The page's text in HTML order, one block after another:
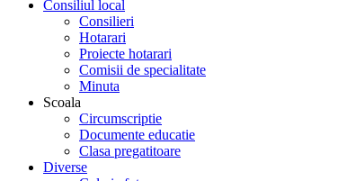
Consiliul local
Consilieri
Hotarari
Proiecte hotarari
Comisii de specialitate
Minuta
Scoala
Circumscriptie
Documente educatie
Clasa pregatitoare
Diverse